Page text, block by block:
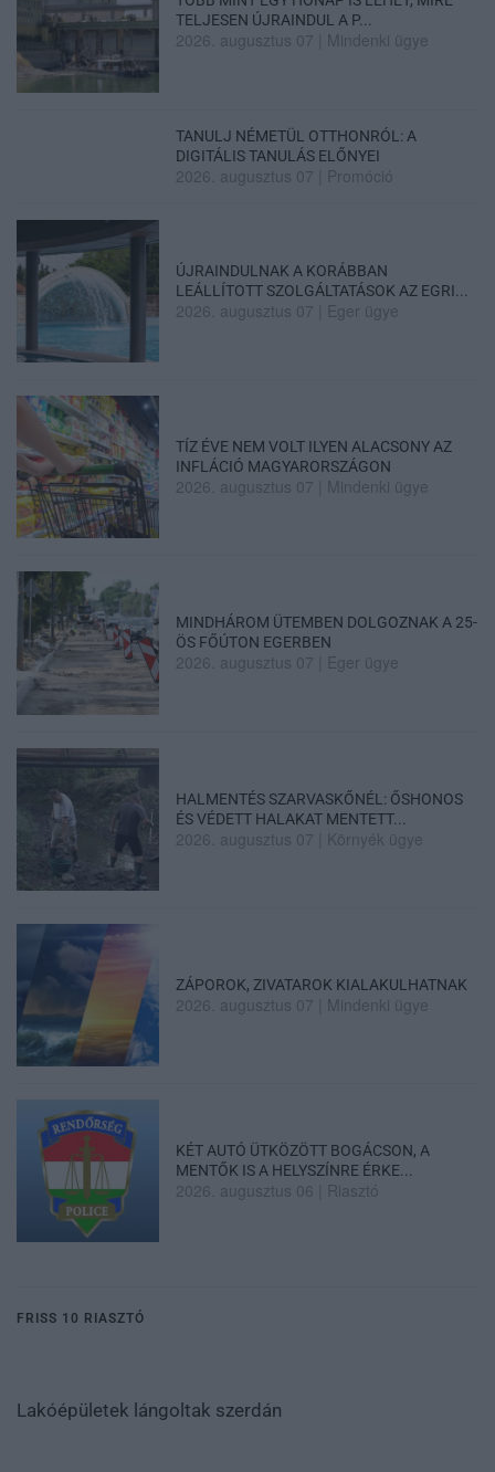
TELJESEN ÚJRAINDUL A P...
2026. augusztus 07 Mindenki ügye
TANULJ NÉMETÜL OTTHONRÓL: A
DIGITÁLIS TANULÁS ELŐNYEI
2026. augusztus 07 Promóció
ÚJRAINDULNAK A KORÁBBAN
LEÁLLÍTOTT SZOLGÁLTATÁSOK AZ EGRI...
2026. augusztus 07 Eger ügye
TÍZ ÉVE NEM VOLT ILYEN ALACSONY AZ
INFLÁCIÓ MAGYARORSZÁGON
2026. augusztus 07 Mindenki ügye
MINDHÁROM ÜTEMBEN DOLGOZNAK A 25-
ÖS FŐÚTON EGERBEN
2026. augusztus 07 Eger ügye
HALMENTÉS SZARVASKŐNÉL: ŐSHONOS
ÉS VÉDETT HALAKAT MENTETT...
2026. augusztus 07 Környék ügye
ZÁPOROK, ZIVATAROK KIALAKULHATNAK
2026. augusztus 07 Mindenki ügye
KÉT AUTÓ ÜTKÖZÖTT BOGÁCSON, A
MENTŐK IS A HELYSZÍNRE ÉRKE...
2026. augusztus 06 Riasztó
FRISS 10 RIASZTÓ
Lakóépületek lángoltak szerdán